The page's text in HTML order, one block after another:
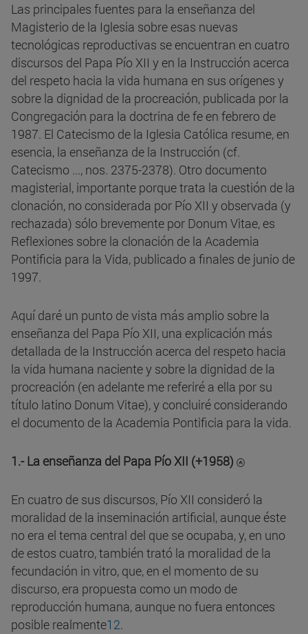
Las principales fuentes para la enseñanza del
Magisterio de la Iglesia sobre esas nuevas
tecnológicas reproductivas se encuentran en cuatro
discursos del Papa Pío XII y en la Instrucción acerca
del respeto hacia la vida humana en sus orígenes y
sobre la dignidad de la procreación, publicada por la
Congregación para la doctrina de fe en febrero de
1987. El Catecismo de la Iglesia Católica resume, en
esencia, la enseñanza de la Instrucción (cf.
Catecismo ..., nos. 2375-2378). Otro documento
magisterial, importante porque trata la cuestión de la
clonación, no considerada por Pío XII y observada (y
rechazada) sólo brevemente por Donum Vitae, es
Reflexiones sobre la clonación de la Academia
Pontificia para la Vida, publicado a finales de junio de
1997.
Aquí daré un punto de vista más amplio sobre la
enseñanza del Papa Pío XII, una explicación más
detallada de la Instrucción acerca del respeto hacia
la vida humana naciente y sobre la dignidad de la
procreación (en adelante me referiré a ella por su
título latino Donum Vitae), y concluiré considerando
el documento de la Academia Pontificia para la vida.
1.- La enseñanza del Papa Pío XII (+1958)
En cuatro de sus discursos, Pío XII consideró la
moralidad de la inseminación artificial, aunque éste
no era el tema central del que se ocupaba, y, en uno
de estos cuatro, también trató la moralidad de la
fecundación in vitro, que, en el momento de su
discurso, era propuesta como un modo de
reproducción humana, aunque no fuera entonces
posible realmente12.